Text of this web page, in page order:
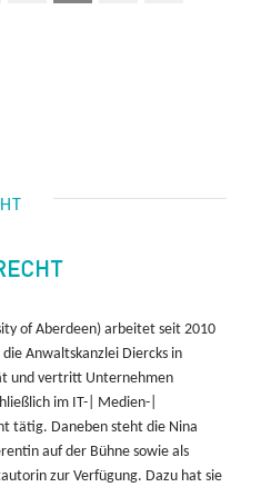
of Aberdeen) arbeitet seit 2010
Anwaltskanzlei Diercks in
und vertritt Unternehmen
im IT-| Medien-|
tätig. Daneben steht die Nina
auf der Bühne sowie als
zur Verfügung. Dazu hat sie